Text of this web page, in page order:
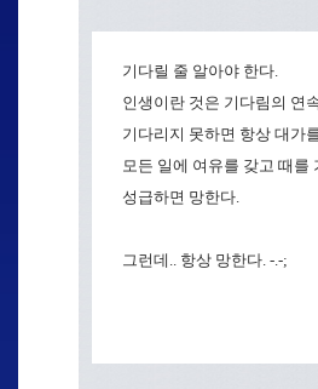
기다릴 줄 알아야 한다.
인생이란 것은 기다림의 연
기다리지 못하면 항상 대가
모든 일에 여유를 갖고 때를
성급하면 망한다.
그런데.. 항상 망한다. -.-;